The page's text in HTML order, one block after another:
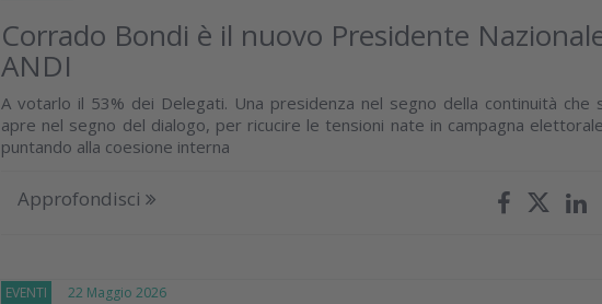
Corrado Bondi è il nuovo Presidente
ANDI
A votarlo il 53% dei Delegati. Una presidenza nel segno della continuità che
apre nel segno del dialogo, per ricucire le tensioni nate in campagna
puntando alla coesione interna
Approfondisci
EVENTI 22 Maggio 2026